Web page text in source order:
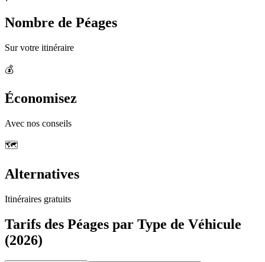
Nombre de Péages
Sur votre itinéraire
💰
Économisez
Avec nos conseils
🗺️
Alternatives
Itinéraires gratuits
Tarifs des Péages par Type de Véhicule
(2026)